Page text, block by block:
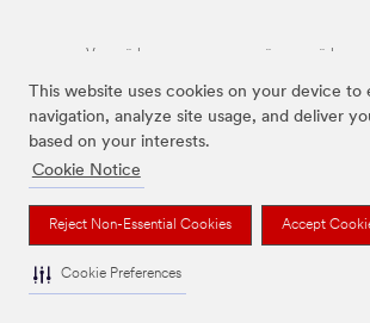
This website uses cookies on your device to
navigation, analyze site usage, and deliver
based on your interests.
Cookie Notice
Reject Non-Essential Cookies Accept
Cookie Preferences
Varumärken som anges ovan är varumärken